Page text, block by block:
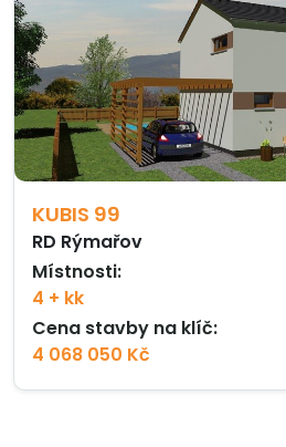
KUBIS 99
RD Rýmařov
Místnosti:
4 + kk
Cena stavby na klíč:
4 068 050 Kč